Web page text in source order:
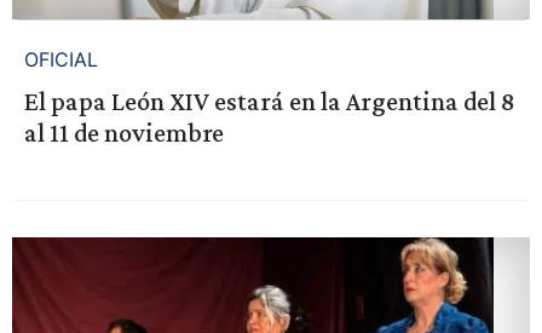
OFICIAL
El papa León XIV estará en la Argentina del 8
al 11 de noviembre